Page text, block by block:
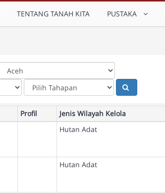
TENTANG TANAH KITA PUSTAKA
Profil Jenis Wilayah Kelola
Hutan Adat
Hutan Adat